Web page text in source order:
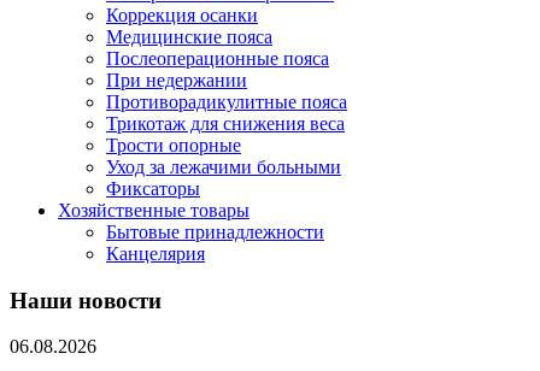
Коррекция осанки
Медицинские пояса
Послеоперационные пояса
При недержании
Противорадикулитные пояса
Трикотаж для снижения веса
Трости опорные
Уход за лежачими больными
Фиксаторы
Хозяйственные товары
Бытовые принадлежности
Канцелярия
Наши новости
06.08.2026